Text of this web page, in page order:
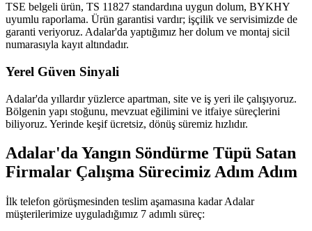
TSE belgeli ürün, TS 11827 standardına uygun dolum, BYKHY
uyumlu raporlama. Ürün garantisi vardır; işçilik ve servisimizde de
garanti veriyoruz. Adalar'da yaptığımız her dolum ve montaj sicil
numarasıyla kayıt altındadır.
Yerel Güven Sinyali
Adalar'da yıllardır yüzlerce apartman, site ve iş yeri ile çalışıyoruz.
Bölgenin yapı stoğunu, mevzuat eğilimini ve itfaiye süreçlerini
biliyoruz. Yerinde keşif ücretsiz, dönüş süremiz hızlıdır.
Adalar'da Yangın Söndürme Tüpü Satan
Firmalar Çalışma Sürecimiz Adım Adım
İlk telefon görüşmesinden teslim aşamasına kadar Adalar
müşterilerimize uyguladığımız 7 adımlı süreç: